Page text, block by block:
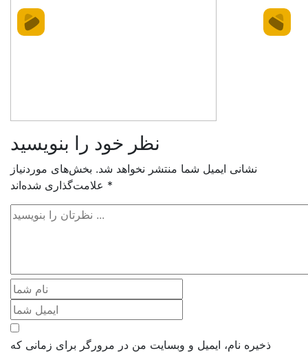
نظر خود را بنویسید
نشانی ایمیل شما منتشر نخواهد شد. بخش‌های موردنیاز
*
ذخیره نام، ایمیل و وبسایت من در مرورگر برای زمانی که